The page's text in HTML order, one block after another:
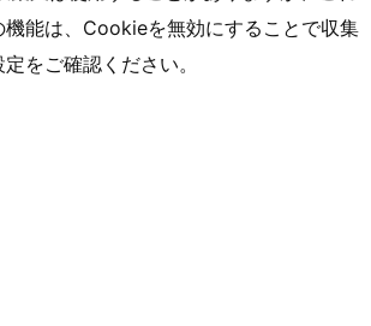
能は、Cookieを無効にすることで収集
をご確認ください。